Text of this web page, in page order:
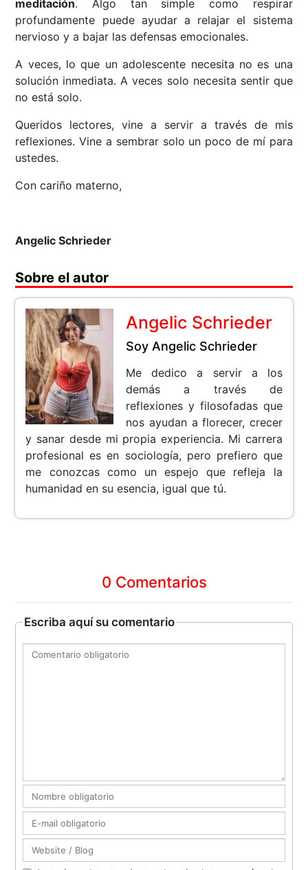
meditación. Algo tan simple como respirar
profundamente puede ayudar a relajar el sistema
nervioso y a bajar las defensas emocionales.
A veces, lo que un adolescente necesita no es una
solución inmediata. A veces solo necesita sentir que
no está solo.
Queridos lectores, vine a servir a través de mis
reflexiones. Vine a sembrar solo un poco de mí para
ustedes.
Con cariño materno,
Angelic Schrieder
Sobre el autor
Angelic Schrieder
Soy Angelic Schrieder
Me dedico a servir a los
demás a través de
reflexiones y filosofadas que
nos ayudan a florecer, crecer
y sanar desde mi propia experiencia. Mi carrera
profesional es en sociología, pero prefiero que
me conozcas como un espejo que refleja la
humanidad en su esencia, igual que tú.
0 Comentarios
Escriba aquí su comentario